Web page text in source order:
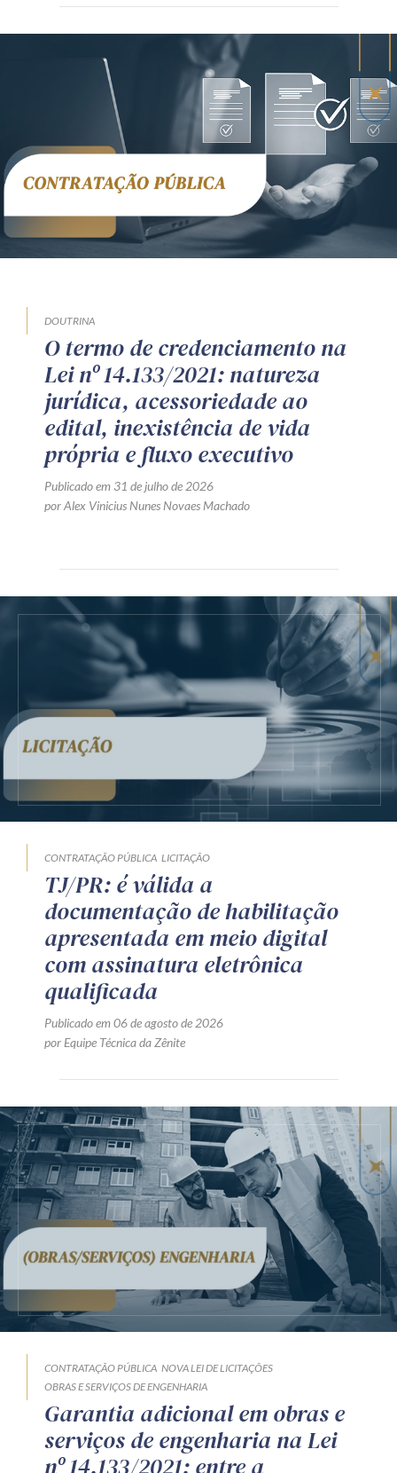
DOUTRINA
O termo de credenciamento na
Lei nº 14.133/2021: natureza
jurídica, acessoriedade ao
edital, inexistência de vida
própria e fluxo executivo
Publicado em 31 de julho de 2026
por Alex Vinicius Nunes Novaes Machado
CONTRATAÇÃO PÚBLICA LICITAÇÃO
TJ/PR: é válida a
documentação de habilitação
apresentada em meio digital
com assinatura eletrônica
qualificada
Publicado em 06 de agosto de 2026
por Equipe Técnica da Zênite
CONTRATAÇÃO PÚBLICA NOVA LEI DE LICITAÇÕES
OBRAS E SERVIÇOS DE ENGENHARIA
Garantia adicional em obras e
serviços de engenharia na Lei